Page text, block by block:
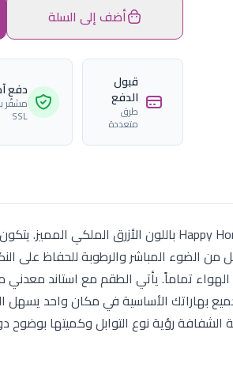
أضف إلى السلة
قبول
الدفع
طرق
متعددة
دفع
مشفّر
SSL
الضوء المباشر والرطوبة للحفاظ على
تماماً. يأتي الطقم مع استاند
بهاراتك الأساسية في مكان واحد يسهل
الشفافة رؤية نوع التوابل وكميتها بوضوح